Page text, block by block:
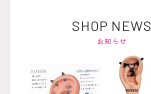
SHOP NEWS
お知らせ